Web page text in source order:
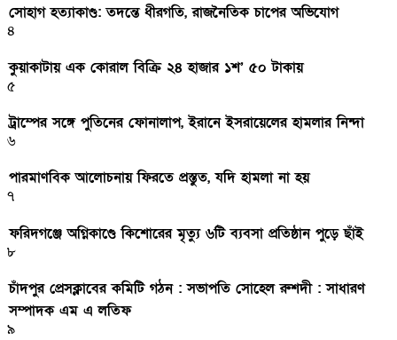
সোহাগ হত্যাকাণ্ড: তদন্তে ধীরগতি, রাজনৈতিক চাপের অভিযোগ
৪
কুয়াকাটায় এক কোরাল বিক্রি ২৪ হাজার ১শ’ ৫০ টাকায়
৫
ট্রাম্পের সঙ্গে পুতিনের ফোনালাপ, ইরানে ইসরায়েলের হামলার নিন্দা
৬
পারমাণবিক আলোচনায় ফিরতে প্রস্তুত, যদি হামলা না হয়
৭
ফরিদগঞ্জে অগ্নিকাণ্ডে কিশোরের মৃত্যু ৬টি ব্যবসা প্রতিষ্ঠান পুড়ে ছাঁই
৮
চাঁদপুর প্রেসক্লাবের কমিটি গঠন : সভাপতি সোহেল রুশদী : সাধারণ
সম্পাদক এম এ লতিফ
৯